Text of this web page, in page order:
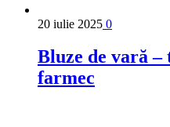
20 iulie 2025 0
Bluze de vară –
farmec